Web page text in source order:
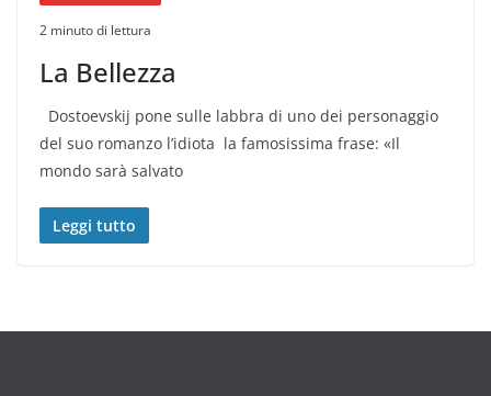
2 minuto di lettura
La Bellezza
Dostoevskij pone sulle labbra di uno dei personaggio
del suo romanzo l’idiota la famosissima frase: «Il
mondo sarà salvato
Leggi tutto